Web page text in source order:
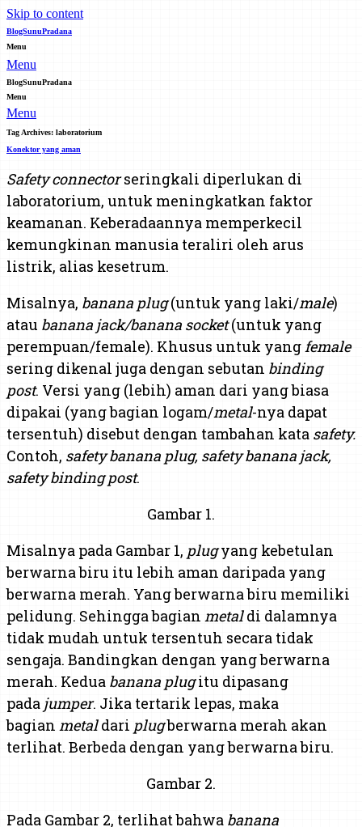
Skip to content
BlogSunuPradana
Menu
Menu
BlogSunuPradana
Menu
Menu
Tag Archives: laboratorium
Konektor yang aman
Safety connectorseringkali diperlukan di
laboratorium, untuk meningkatkan faktor
keamanan. Keberadaannya memperkecil
kemungkinan manusia teraliri oleh arus
listrik, alias kesetrum.
Misalnya, banana plug(untuk yang laki/male)
atau banana jack/banana socket(untuk yang
perempuan/female). Khusus untuk yang female
sering dikenal juga dengan sebutan binding
post. Versi yang (lebih) aman dari yang biasa
dipakai (yang bagian logam/metal-nya dapat
tersentuh) disebut dengan tambahan kata safety.
Contoh, safety banana plug, safety banana jack,
safety binding post.
Gambar 1.
Misalnya pada Gambar 1, plugyang kebetulan
berwarna biru itu lebih aman daripada yang
berwarna merah. Yang berwarna biru memiliki
pelidung. Sehingga bagian metaldi dalamnya
tidak mudah untuk tersentuh secara tidak
sengaja. Bandingkan dengan yang berwarna
merah. Kedua banana plugitu dipasang
pada jumper. Jika tertarik lepas, maka
bagian metaldari plugberwarna merah akan
terlihat. Berbeda dengan yang berwarna biru.
Gambar 2.
Pada Gambar 2, terlihat bahwa banana